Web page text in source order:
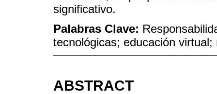
significativo.
Palabras Clave:
tecnológicas; educación
ABSTRACT